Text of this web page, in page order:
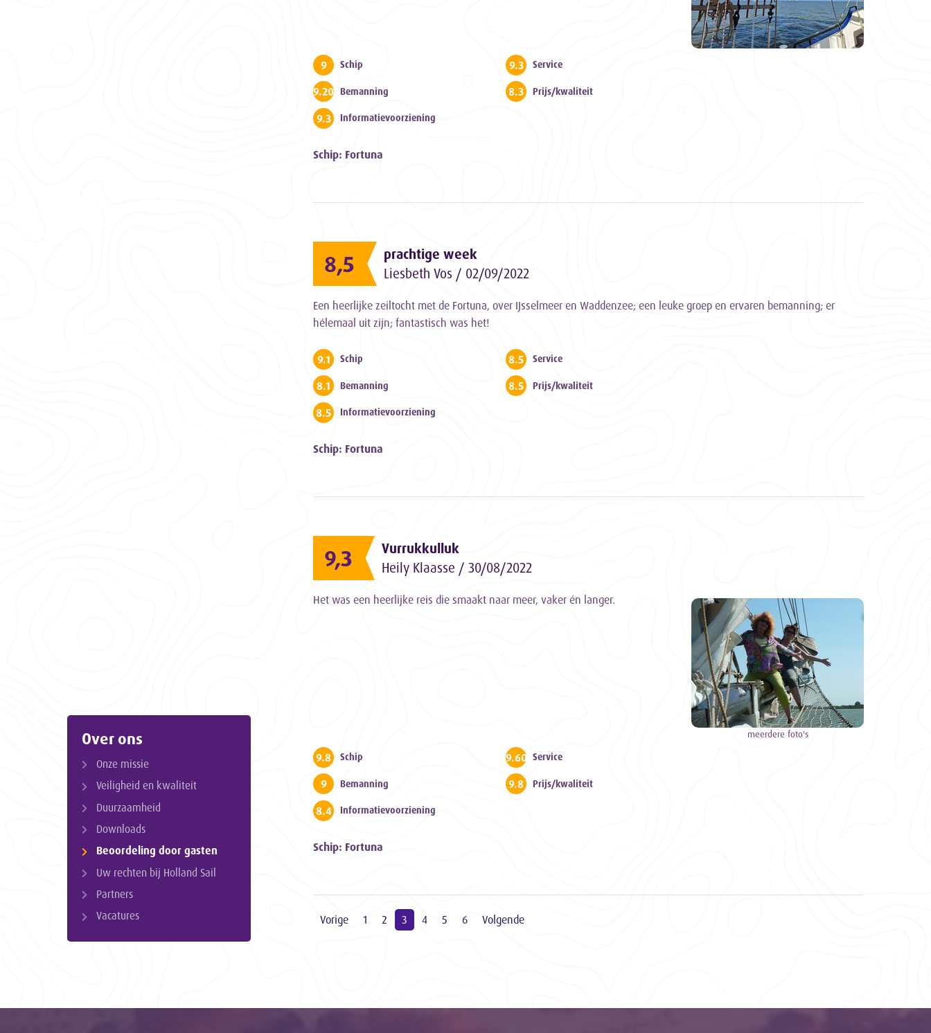
9 Schip
9.200000000000001
Bemanning
9.3 Informatievoorziening
9.3 Service
8.3 Prijs/kwaliteit
Schip: Fortuna
8,5
prachtige week
Liesbeth Vos / 02/09/2022
Een heerlijke zeiltocht met de Fortuna, over IJsselmeer en Waddenzee; een leuke groep en ervaren bemanning; er
hélemaal uit zijn; fantastisch was het!
9.1 Schip
8.1 Bemanning
8.5 Informatievoorziening
8.5 Service
8.5 Prijs/kwaliteit
Schip: Fortuna
9,3
Vurrukkulluk
Heily Klaasse / 30/08/2022
meerdere foto's
Het was een heerlijke reis die smaakt naar meer, vaker én langer.
9.8 Schip
9 Bemanning
8.4 Informatievoorziening
9.600000000000001
Service
9.8 Prijs/kwaliteit
Schip: Fortuna
Vorige 1 2 3 4 5 6 Volgende
Over ons
Onze missie
Veiligheid en kwaliteit
Duurzaamheid
Downloads
Beoordeling door gasten
Uw rechten bij Holland Sail
Partners
Vacatures